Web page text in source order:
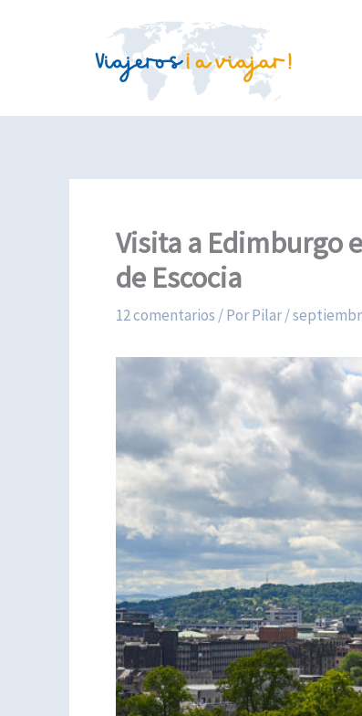
Visita a Edimburgo
de Escocia
12 comentarios / PorPilar/